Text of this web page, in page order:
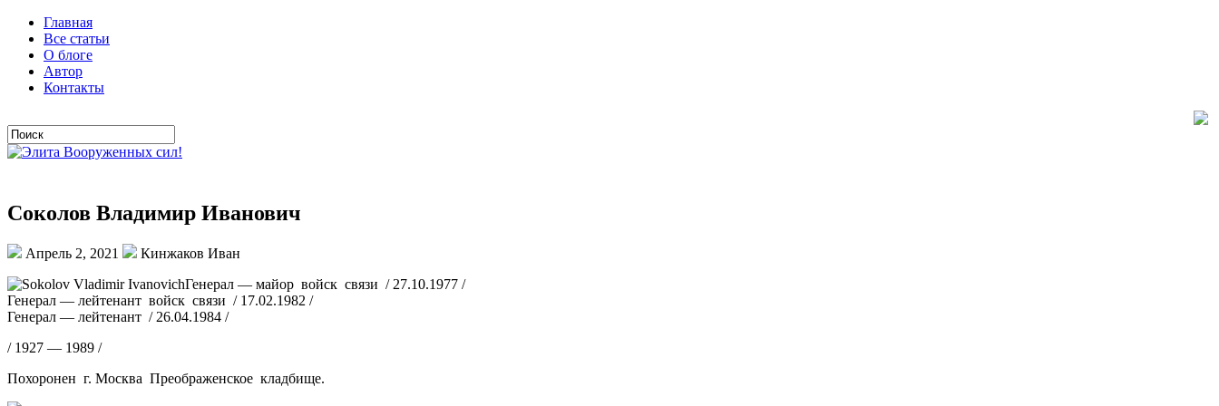
Главная
Все статьи
О блоге
Автор
Контакты
Соколов Владимир Иванович
Апрель 2, 2021
Кинжаков Иван
Генерал — майор войск связи / 27.10.1977 /
Генерал — лейтенант войск связи / 17.02.1982 /
Генерал — лейтенант / 26.04.1984 /
/ 1927 — 1989 /
Похоронен г. Москва Преображенское кладбище.